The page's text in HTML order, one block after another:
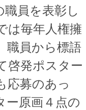
職員を表彰し
は毎年人権擁
職員から標語
啓発ポスター
応募のあっ
ー原画４点の